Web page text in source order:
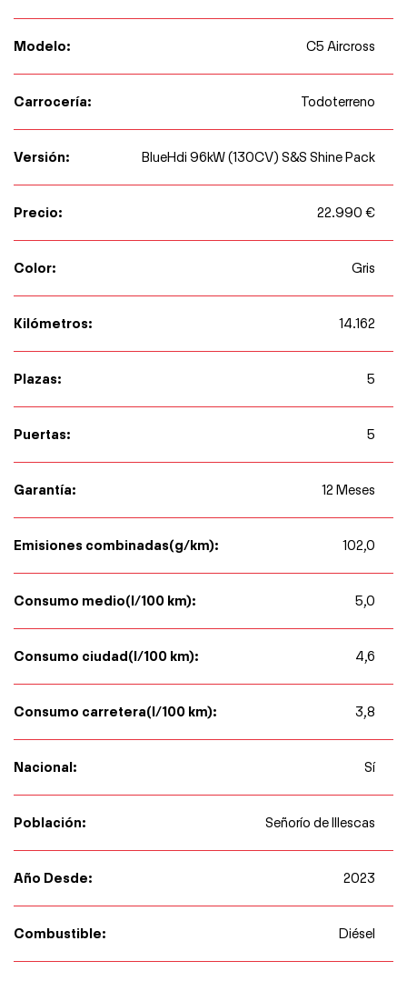
Modelo: C5 Aircross
Carrocería: Todoterreno
Versión: BlueHdi 96kW (130CV) S&S Shine Pack
Precio: 22.990 €
Color: Gris
Kilómetros: 14.162
Plazas: 5
Puertas: 5
Garantía: 12 Meses
Emisiones combinadas(g/km): 102,0
Consumo medio(l/100 km): 5,0
Consumo ciudad(l/100 km): 4,6
Consumo carretera(l/100 km): 3,8
Nacional: Sí
Población: Señorío de Illescas
Año Desde: 2023
Combustible: Diésel